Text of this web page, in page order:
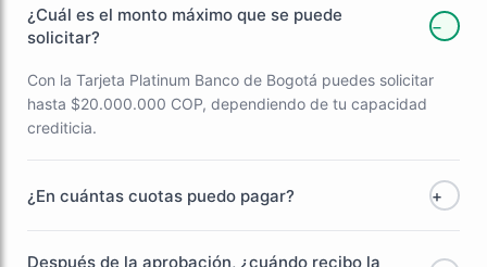
¿Cuál es el monto máximo que se puede
solicitar?
−
Con la Tarjeta Platinum Banco de Bogotá puedes solicitar
hasta $20.000.000 COP, dependiendo de tu capacidad
crediticia.
¿En cuántas cuotas puedo pagar? +
Después de la aprobación, ¿cuándo recibo la